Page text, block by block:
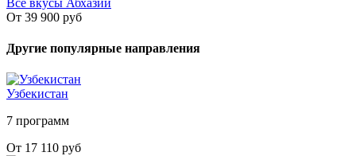
От 39 900 руб
Другие популярные направления
Узбекистан
7 программ
От 17 110 руб